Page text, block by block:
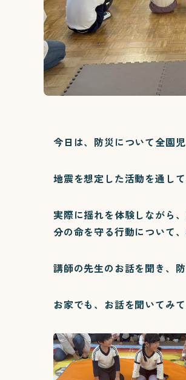
今日は、防災について全園
地震を想定した活動を通し
実際に揺れを体験しながら
分の命を守る行動について
講師の先生のお話を聞き、
お家でも、お話を聞いてみ